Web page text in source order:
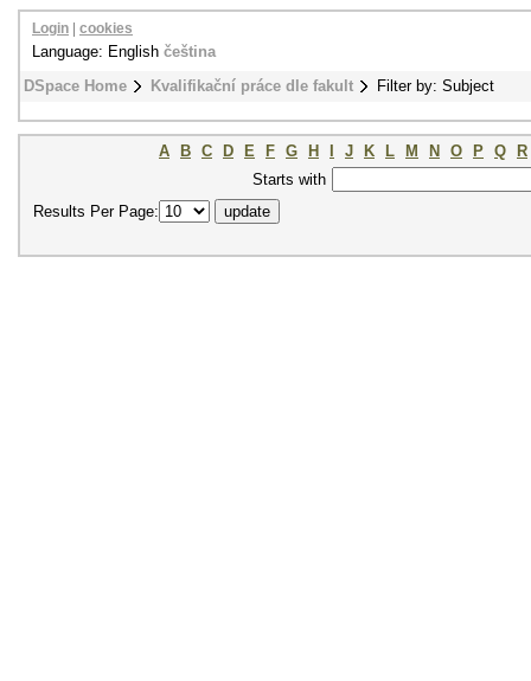
DSpace Home Kvalifikační práce dle fakult Filter by: Subject
Login cookies
Language: English čeština
A B C D E F G H J K L M N O P Q
R
Starts with
Results Per Page: